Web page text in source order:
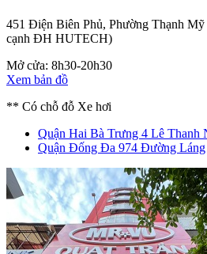
451 Điện Biên Phủ, Phường Thạnh
cạnh ĐH HUTECH)
Mở cửa: 8h30-20h30
Xem bản đồ
** Có chỗ đỗ Xe hơi
Quận Hai Bà Trưng 4 Lê Thanh
Quận Đống Đa 974 Đường Láng